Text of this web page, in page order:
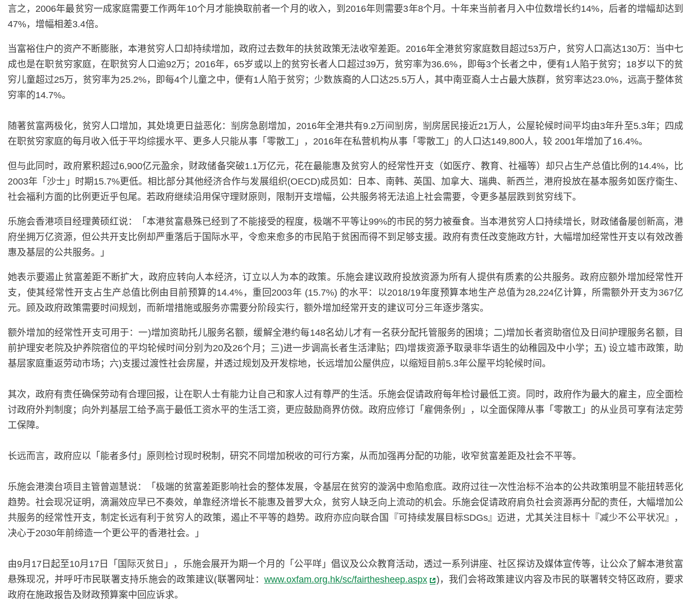
言之，2006年最贫穷一成家庭需要工作两年10个月才能换取前者一个月的收入，到2016年则需要3年8个月。十年来当前者月入中位数增长约14%，后者的增幅却达到
47%，增幅相差3.4倍。
当富裕住户的资产不断膨胀，本港贫穷人口却持续增加，政府过去数年的扶贫政策无法收窄差距。2016年全港贫穷家庭数目超过53万户，贫穷人口高达130万：当中七
成也是在职贫穷家庭，在职贫穷人口逾92万；2016年，65岁或以上的贫穷长者人口超过39万，贫穷率为36.6%，即每3个长者之中，便有1人陷于贫穷；18岁以下的贫
穷儿童超过25万，贫穷率为25.2%，即每4个儿童之中，便有1人陷于贫穷；少数族裔的人口达25.5万人，其中南亚裔人士占最大族群，贫穷率达23.0%，远高于整体贫
穷率的14.7%。
随著贫富两极化，贫穷人口增加，其处境更日益恶化：㓥房急剧增加，2016年全港共有9.2万间㓥房，㓥房居民接近21万人，公屋轮候时间平均由3年升至5.3年；四成
在职贫穷家庭的每月收入低于平均综援水平、更多人只能从事「零散工」，2016年在私营机构从事「零散工」的人口达149,800人，较 2001年增加了16.4%。
但与此同时，政府累积超过6,900亿元盈余，财政储备突破1.1万亿元，花在最能惠及贫穷人的经常性开支（如医疗、教育、社福等）却只占生产总值比例的14.4%，比
2003年「沙士」时期15.7%更低。相比部分其他经济合作与发展组织(OECD)成员如：日本、南韩、英国、加拿大、瑞典、新西兰，港府投放在基本服务如医疗衞生、
社会福利方面的比例更近乎包尾。若政府继续沿用保守理财原则，限制开支增幅，公共服务将无法追上社会需要，令更多基层跌到贫穷线下。
乐施会香港项目经理黄硕红说：「本港贫富悬殊已经到了不能接受的程度，极端不平等让99%的市民的努力被蚕食。当本港贫穷人口持续增长，财政储备屡创新高，港
府坐拥万亿资源，但公共开支比例却严重落后于国际水平，令愈来愈多的市民陷于贫困而得不到足够支援。政府有责任改变施政方针，大幅增加经常性开支以有效改善
惠及基层的公共服务。」
她表示要遏止贫富差距不断扩大，政府应转向人本经济，订立以人为本的政策。乐施会建议政府投放资源为所有人提供有质素的公共服务。政府应额外增加经常性开
支，使其经常性开支占生产总值比例由目前预算的14.4%，重回2003年 (15.7%) 的水平：以2018/19年度预算本地生产总值为28,224亿计算，所需额外开支为367亿
元。顾及政府政策需要时间规划，而新增措施或服务亦需要分阶段实行，额外增加经常开支的建议可分三年逐步落实。
额外增加的经常性开支可用于：一)增加资助托儿服务名额，缓解全港约每148名幼儿才有一名获分配托管服务的困境；二)增加长者资助宿位及日间护理服务名额，目
前护理安老院及护养院宿位的平均轮候时间分别为20及26个月；三)进一步调高长者生活津贴；四)增拨资源予取录非华语生的幼稚园及中小学；五) 设立墟市政策，助
基层家庭重返劳动市场；六)支援过渡性社会房屋，并透过规划及开发棕地，长远增加公屋供应，以缩短目前5.3年公屋平均轮候时间。
其次，政府有责任确保劳动有合理回报，让在职人士有能力让自己和家人过有尊严的生活。乐施会促请政府每年检讨最低工资。同时，政府作为最大的雇主，应全面检
讨政府外判制度；向外判基层工给予高于最低工资水平的生活工资，更应鼓励商界仿傚。政府应修订「雇佣条例」，以全面保障从事「零散工」的从业员可享有法定劳
工保障。
长远而言，政府应以「能者多付」原则检讨现时税制，研究不同增加税收的可行方案，从而加强再分配的功能，收窄贫富差距及社会不平等。
乐施会港澳台项目主管曾迦慧说：「极端的贫富差距影响社会的整体发展，令基层在贫穷的漩涡中愈陷愈底。政府过往一次性治标不治本的公共政策明显不能扭转恶化
趋势。社会现况证明，滴漏效应早已不奏效，单靠经济增长不能惠及普罗大众，贫穷人缺乏向上流动的机会。乐施会促请政府肩负社会资源再分配的责任，大幅增加公
共服务的经常性开支，制定长远有利于贫穷人的政策，遏止不平等的趋势。政府亦应向联合国『可持续发展目标SDGs』迈进，尤其关注目标十『减少不公平状况』，
决心于2030年前缔造一个更公平的香港社会。」
由9月17日起至10月17日「国际灭贫日」，乐施会展开为期一个月的「公平咩」倡议及公众教育活动，透过一系列讲座、社区探访及媒体宣传等，让公众了解本港贫富
悬殊现况，并呼吁市民联署支持乐施会的政策建议(联署网址： www.oxfam.org.hk/sc/fairthesheep.aspx
)，我们会将政策建议内容及市民的联署转交特区政府，要求
政府在施政报告及财政预算案中回应诉求。